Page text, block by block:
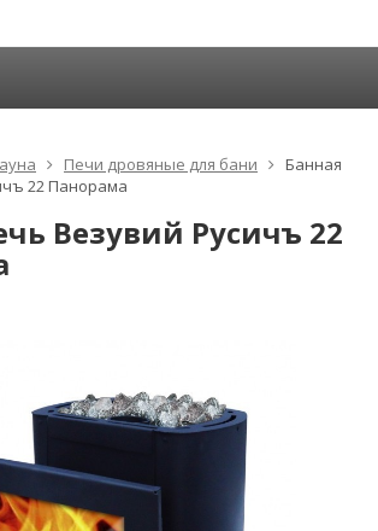
Печи дровяные для бани
Банная
22 Панорама
Везувий Русичъ 22